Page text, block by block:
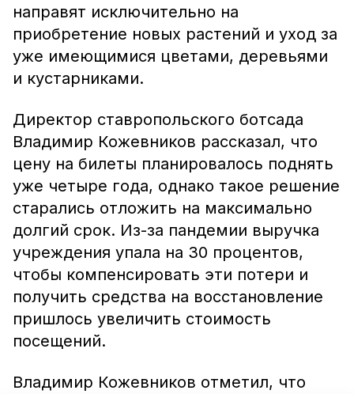
направят исключительно на
приобретение новых растений и уход за
уже имеющимися цветами, деревьями
и кустарниками.
Директор ставропольского ботсада
Владимир Кожевников рассказал, что
цену на билеты планировалось поднять
уже четыре года, однако такое решение
старались отложить на максимально
долгий срок. Из-за пандемии выручка
учреждения упала на 30 процентов,
чтобы компенсировать эти потери и
получить средства на восстановление
пришлось увеличить стоимость
посещений.
Владимир Кожевников отметил, что